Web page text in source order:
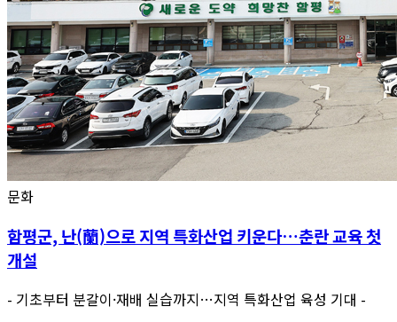
문화
함평군, 난(蘭)으로 지역 특화산업 키운다…춘란 교육 첫
개설
- 기초부터 분갈이·재배 실습까지…지역 특화산업 육성 기대 -